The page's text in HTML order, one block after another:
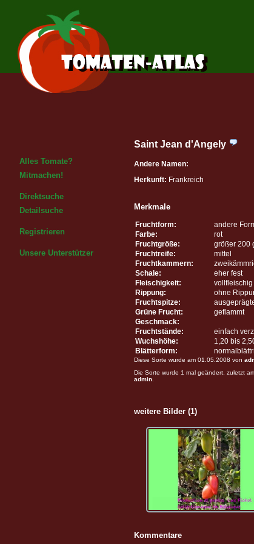
Alles Tomate?
Mitmachen!
Direktsuche
Detailsuche
Registrieren
Unsere Unterstützer
Saint Jean d'Angely
Andere Namen:
Herkunft: Frankreich
Merkmale
Fruchtform:
andere
Farbe:
rot
Fruchtgröße:
größer 200
Fruchtreife:
mittel
Fruchtkammern:
Schale:
eher fest
Fleischigkeit:
vollfleischig
Rippung:
ohne
Fruchtspitze:
Grüne Frucht:
geflammt
Geschmack:
Fruchtstände:
einfach
Wuchshöhe:
1,20 bis
Blätterform:
Diese Sorte wurde am 01.05.2008 von
Die Sorte wurde 1 mal geändert, zuletzt
admin
weitere Bilder (1)
Kommentare